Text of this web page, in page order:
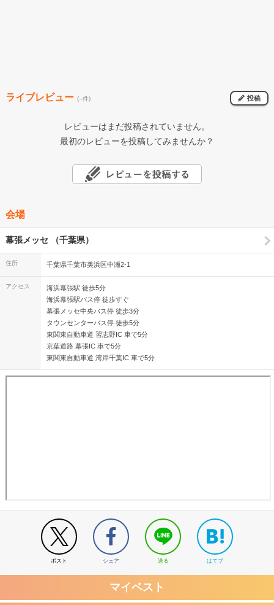
ライブレビュー (--件) 投稿
レビューはまだ投稿されていません。
最初のレビューを投稿してみませんか？
会場
幕張メッセ （千葉県）
住所 千葉県千葉市美浜区中瀬2-1
アクセス
海浜幕張駅 徒歩5分
海浜幕張駅バス停 徒歩すぐ
幕張メッセ中央バス停 徒歩3分
タウンセンターバス停 徒歩5分
東関東自動車道 習志野IC 車で5分
京葉道路 幕張IC 車で5分
東関東自動車道 湾岸千葉IC 車で5分
ポスト シェア 送る はてブ
マイベスト